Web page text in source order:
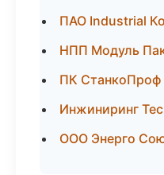
ПАО Industrial
НПП Модуль
ПК СтанкоПроф
Инжиниринг
ООО Энерго